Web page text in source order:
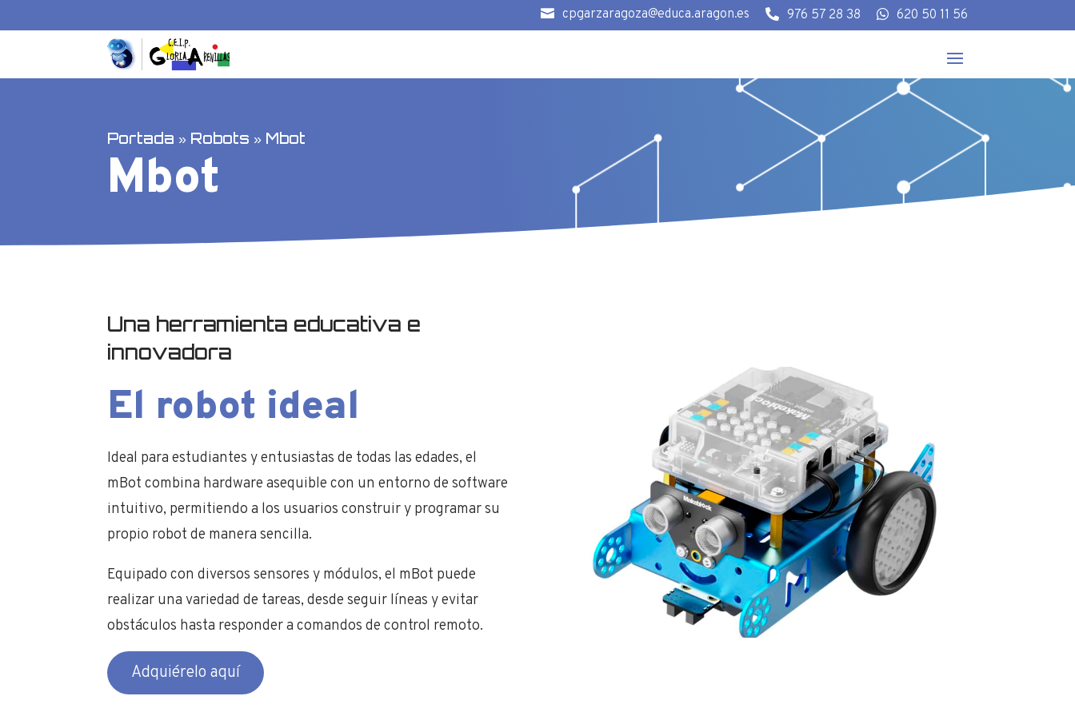
 cpgarzaragoza@educa.aragon.es  976 57 28 38  620 50 11 56
Portada » Robots » Mbot
Mbot
Una herramienta educativa e
innovadora
El robot ideal
Ideal para estudiantes y entusiastas de todas las edades, el
mBot combina hardware asequible con un entorno de software
intuitivo, permitiendo a los usuarios construir y programar su
propio robot de manera sencilla.
Equipado con diversos sensores y módulos, el mBot puede
realizar una variedad de tareas, desde seguir líneas y evitar
obstáculos hasta responder a comandos de control remoto.
Adquiérelo aquí